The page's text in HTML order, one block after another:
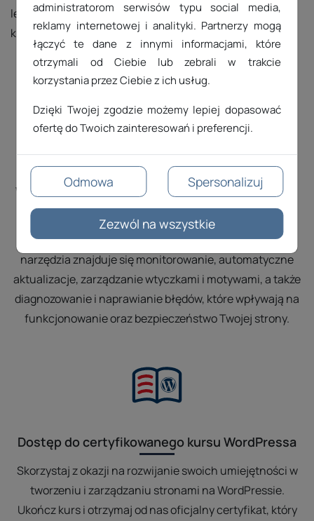
lepszą wydajność i krótsze czasy ładowania dla
krajowych użytkowników.
Idealny hosting dla WordPressa
WordPress Management Premium (WP Toolkit)
To błyskawiczna instalacja i zarządzanie wieloma
witrynami WordPress z jednego miejsca. W zakresie
narzędzia znajduje się monitorowanie, automatyczne
aktualizacje, zarządzanie wtyczkami i motywami, a także
diagnozowanie i naprawianie błędów, które wpływają na
funkcjonowanie oraz bezpieczeństwo Twojej strony.
Dostęp do certyfikowanego kursu WordPressa
Skorzystaj z okazji na rozwijanie swoich umiejętności w
tworzeniu i zarządzaniu stronami na WordPressie.
Ukończ kurs i otrzymaj od nas oficjalny certyfikat, który
administratorom serwisów typu social media,
reklamy internetowej i analityki. Partnerzy mogą
łączyć te dane z innymi informacjami, które
otrzymali od Ciebie lub zebrali w trakcie
korzystania przez Ciebie z ich usług.
Dzięki Twojej zgodzie możemy lepiej dopasować
ofertę do Twoich zainteresowań i preferencji.
Odmowa Spersonalizuj
Zezwól na wszystkie